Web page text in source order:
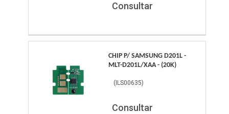
Consultar
CHIP P/ SAMSUNG D201L -
MLT-D201L/XAA - (20K)
( ILS00635)
Consultar